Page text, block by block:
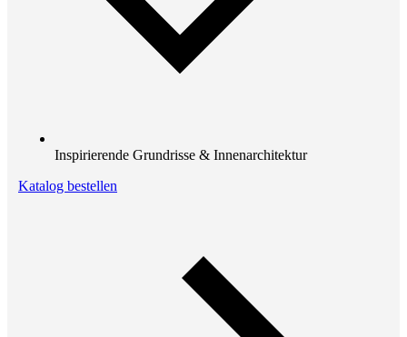
Inspirierende Grundrisse & Innenarchitektur
Katalog bestellen